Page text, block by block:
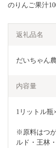
のりんご果汁
返礼品名
だいちゃん
内容量
1リットル瓶
※原料はつ
ルド・王林